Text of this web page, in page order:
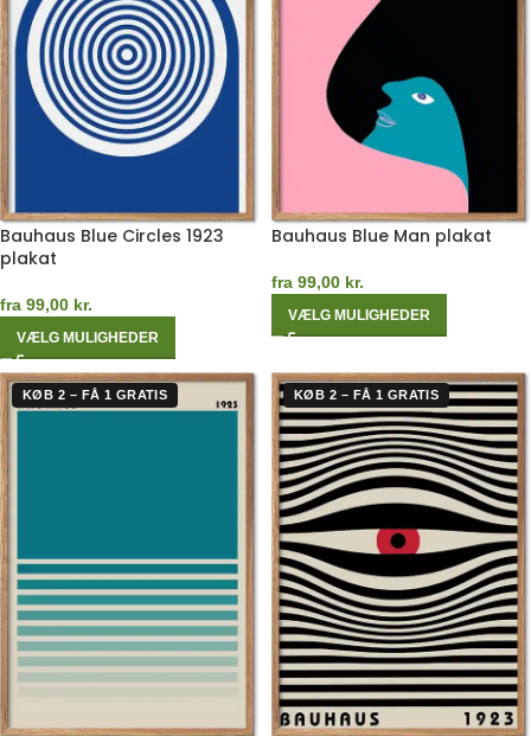
Bauhaus Blue Circles 1923
plakat
fra 99,00 kr.
VÆLG MULIGHEDER
Bauhaus Blue Man plakat
fra 99,00 kr.
VÆLG MULIGHEDER
KØB 2 – FÅ 1 GRATIS KØB 2 – FÅ 1 GRATIS